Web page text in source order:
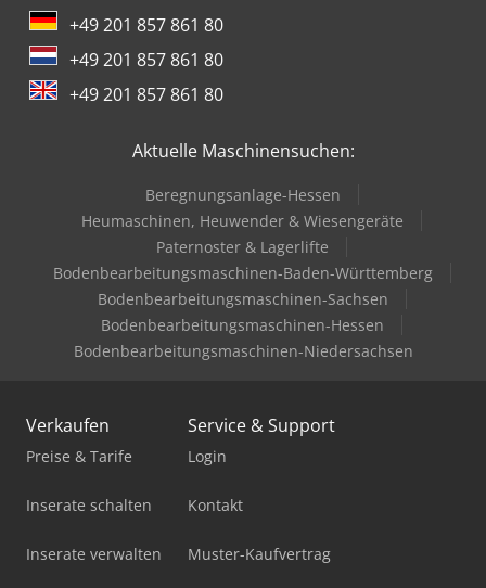
+49 201 857 861 80
+49 201 857 861 80
+49 201 857 861 80
Aktuelle Maschinensuchen:
Beregnungsanlage-Hessen
Heumaschinen, Heuwender & Wiesengeräte
Paternoster & Lagerlifte
Bodenbearbeitungsmaschinen-Baden-Württemberg
Bodenbearbeitungsmaschinen-Sachsen
Bodenbearbeitungsmaschinen-Hessen
Bodenbearbeitungsmaschinen-Niedersachsen
Verkaufen
Preise & Tarife
Inserate schalten
Inserate verwalten
Service & Support
Login
Kontakt
Muster-Kaufvertrag